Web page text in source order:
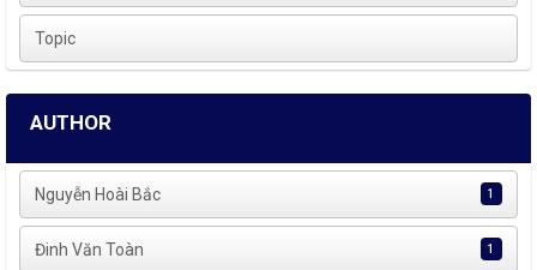
Topic
AUTHOR
Nguyễn Hoài Bắc 1
Đinh Văn Toàn 1